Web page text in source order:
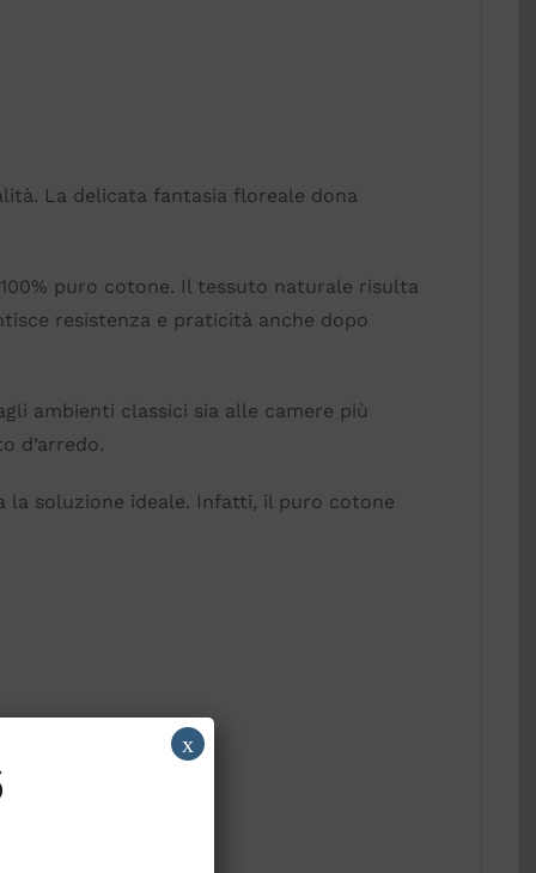
La delicata fantasia floreale dona
puro cotone. Il tessuto naturale risulta
resistenza e praticità anche dopo
ambienti classici sia alle camere più
d’arredo.
soluzione ideale. Infatti, il puro cotone
x